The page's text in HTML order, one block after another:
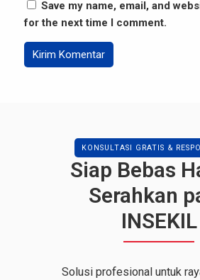
Save my name, email, and
for the next time I comment.
KONSULTASI GRATIS &
Siap Bebas
Serahkan
INSEKIL
Solusi profesional untuk